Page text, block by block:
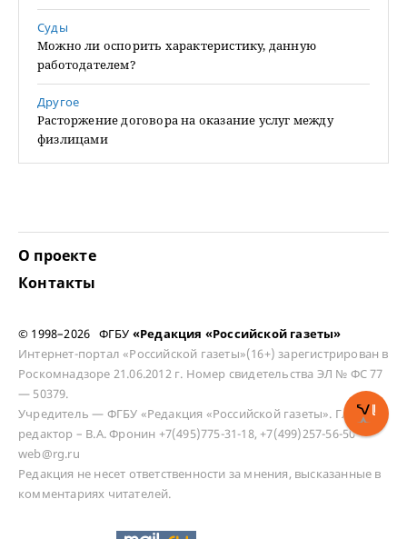
Суды
Можно ли оспорить характеристику, данную
работодателем?
Другое
Расторжение договора на оказание услуг между
физлицами
О проекте
Контакты
© 1998–2026 ФГБУ «Редакция «Российской газеты»
Интернет-портал «Российской газеты»(16+) зарегистрирован в
Роскомнадзоре 21.06.2012 г. Номер свидетельства ЭЛ № ФС 77
— 50379.
Учредитель — ФГБУ «Редакция «Российской газеты». Главный
редактор – В.А. Фронин +7(495)775-31-18, +7(499)257-56-50
web@rg.ru
Редакция не несет ответственности за мнения, высказанные в
комментариях читателей.